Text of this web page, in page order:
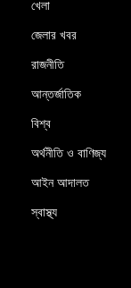
খেলা
জেলার খবর
রাজনীতি
আন্তর্জাতিক
বিশ্ব
অর্থনীতি ও বাণিজ্য
আইন আদালত
স্বাস্থ্য